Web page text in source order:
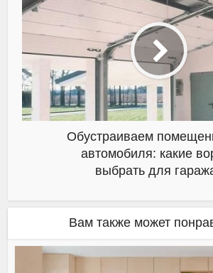
Обустраиваем
автомобиля: какие
выбрать для
Вам также может